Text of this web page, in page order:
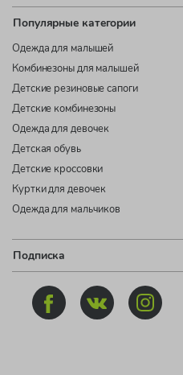
Популярные категории
Одежда для малышей
Комбинезоны для малышей
Детские резиновые сапоги
Детские комбинезоны
Одежда для девочек
Детская обувь
Детские кроссовки
Куртки для девочек
Одежда для мальчиков
Подписка